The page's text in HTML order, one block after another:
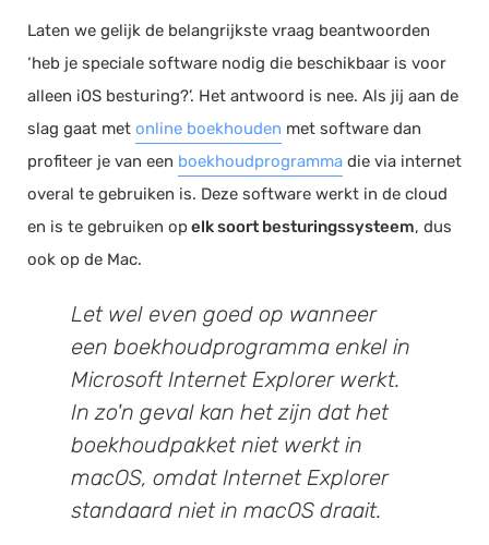
Laten we gelijk de belangrijkste vraag beantwoorden
‘heb je speciale software nodig die beschikbaar is voor
alleen iOS besturing?’. Het antwoord is nee. Als jij aan de
slag gaat met online boekhouden met software dan
profiteer je van een boekhoudprogramma die via internet
overal te gebruiken is. Deze software werkt in de cloud
en is te gebruiken opelk soort besturingssysteem, dus
ook op de Mac.
Let wel even goed op wanneer
een boekhoudprogramma enkel in
Microsoft Internet Explorer werkt.
In zo'n geval kan het zijn dat het
boekhoudpakket niet werkt in
macOS, omdat Internet Explorer
standaard niet in macOS draait.